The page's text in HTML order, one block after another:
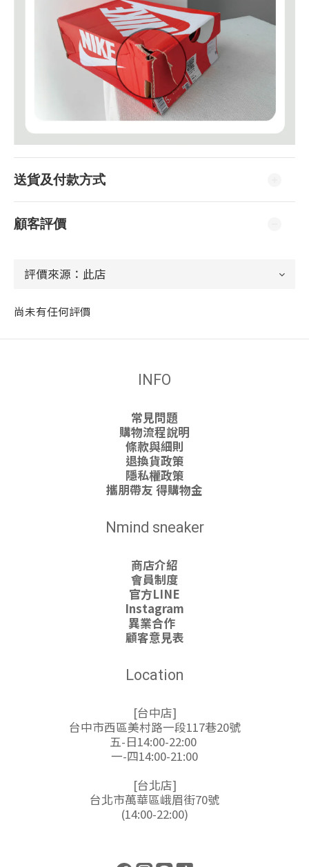
送貨及付款方式
顧客評價
尚未有任何評價
INFO
常見問題
購物流程說明
條款與細則
退換貨政策
隱私權政策
攜朋帶友 得購物金
Nmind sneaker
商店介紹
會員制度
官方LINE
Instagram
異業合作
顧客意見表
Location
[台中店]
台中市西區美村路一段117巷20號
五-日14:00-22:00
一-四14:00-21:00
[台北店]
台北市萬華區峨眉街70號
(14:00-22:00)